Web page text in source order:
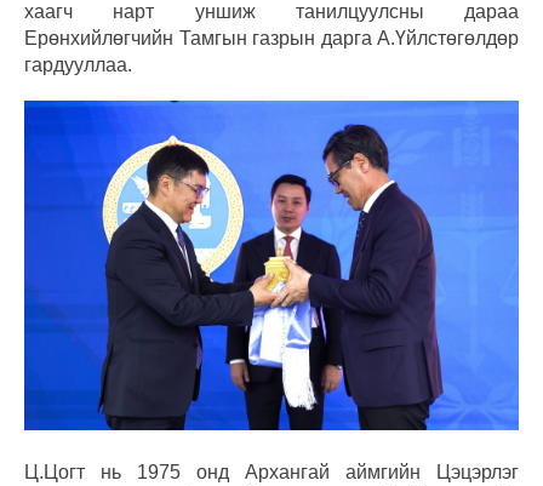
хаагч нарт уншиж танилцуулсны дараа
Ерөнхийлөгчийн Тамгын газрын дарга А.Үйлстөгөлдөр
гардууллаа.
Ц.Цогт нь 1975 онд Архангай аймгийн Цэцэрлэг